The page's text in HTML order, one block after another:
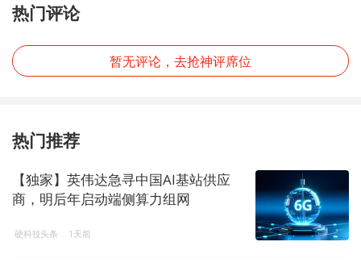
热门评论
暂无评论，去抢神评席位
热门推荐
【独家】英伟达急寻中国AI基站供应
商，明后年启动端侧算力组网
硬科技头条 1天前